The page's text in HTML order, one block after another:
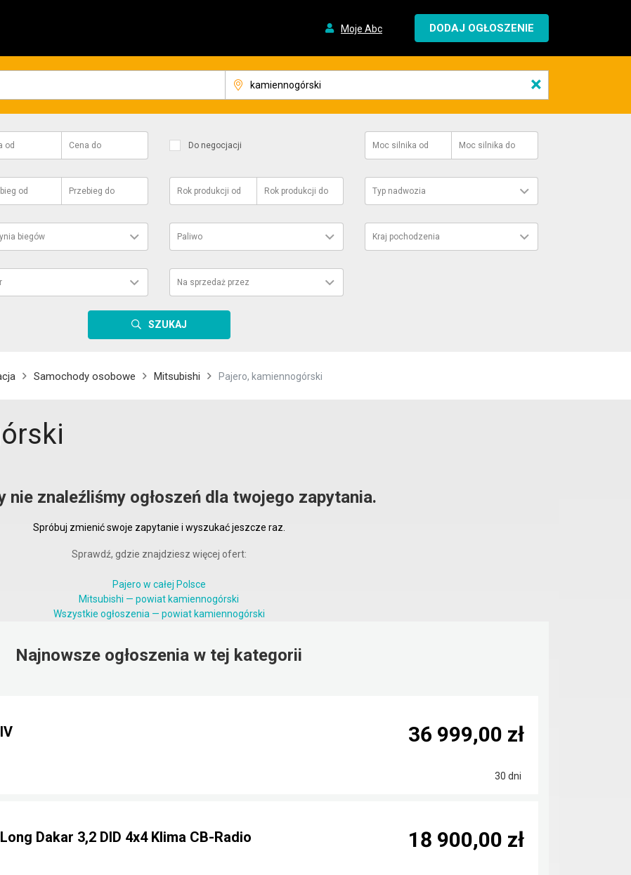
Moje Abc DODAJ OGŁOSZENIE
×
od Cena do Do negocjacji Moc silnika od Moc silnika do
od Przebieg do Rok produkcji od Rok produkcji do Typ nadwozia
biegów Paliwo Kraj pochodzenia
Na sprzedaż przez
SZUKAJ
Samochody osobowe Mitsubishi Pajero, kamiennogórski
nie znaleźliśmy ogłoszeń dla twojego zapytania.
Spróbuj zmienić swoje zapytanie i wyszukać jeszcze raz.
Sprawdź, gdzie znajdziesz więcej ofert:
Pajero w całej Polsce
Mitsubishi — powiat kamiennogórski
Wszystkie ogłoszenia — powiat kamiennogórski
Najnowsze ogłoszenia w tej kategorii
30 dni
36 999,00 zł
Dakar 3,2 DID 4x4 Klima CB-Radio 18 900,00 zł